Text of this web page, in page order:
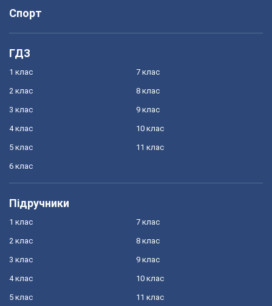
Спорт
ГДЗ
1 клас
2 клас
3 клас
4 клас
5 клас
6 клас
7 клас
8 клас
9 клас
10 клас
11 клас
Підручники
1 клас
2 клас
3 клас
4 клас
5 клас
7 клас
8 клас
9 клас
10 клас
11 клас